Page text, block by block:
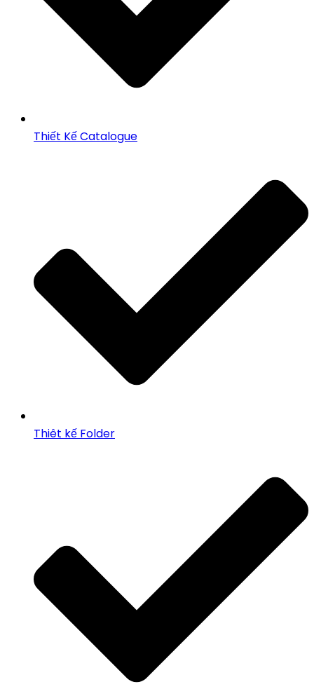
Thiết Kế Catalogue
Thiêt kế Folder